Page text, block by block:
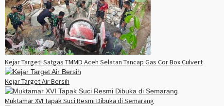
Kejar Target! Satgas TMMD Aceh Selatan Tancap Gas Cor Box Culvert
Kejar Target Air Bersih
Muktamar XVI Tapak Suci Resmi Dibuka di Semarang